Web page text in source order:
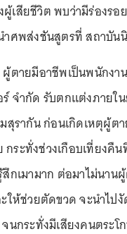
สียชีวิต พบว่ามีร่องรอ
ำศพส่งชันสูตรที่ สถาบัน
ตายมีอาชีพเป็นพนักงา
จำกัด รับตกแต่งภายใ
สุรากัน ก่อนเกิดเหตุผู้ต
กระทั่งช่วงเกือบเที่ยงคื
กเมามาก ต่อมาไม่นา
ให้ช่วยตัดขวด จะนำไป
นกระทั่งมีเสียงคนตระ